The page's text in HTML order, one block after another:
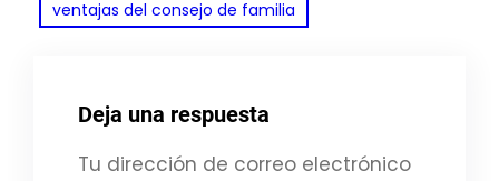
ventajas del consejo de familia
Deja una respuesta
Tu dirección de correo electrónico